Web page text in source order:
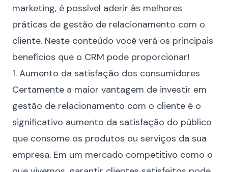
marketing, é possível aderir às melhores
práticas de gestão de relacionamento com o
cliente. Neste conteúdo você verá os principais
benefícios que o CRM pode proporcionar!
1. Aumento da satisfação dos consumidores
Certamente a maior vantagem de investir em
gestão de relacionamento com o cliente é o
significativo aumento da satisfação do público
que consome os produtos ou serviços da sua
empresa. Em um mercado competitivo como o